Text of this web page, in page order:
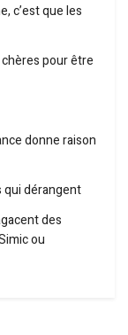
c’est que les
pour être
donne raison
qui dérangent
des
ou